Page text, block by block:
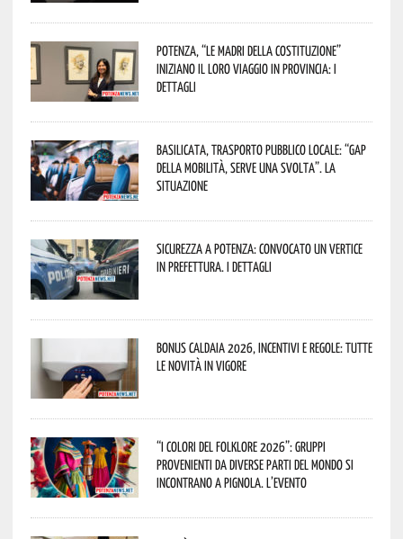
Potenza, “Le Madri della Costituzione”
iniziano il loro viaggio in provincia: i
dettagli
Basilicata, trasporto pubblico locale: “Gap
della mobilità, serve una svolta”. La
situazione
Sicurezza a Potenza: convocato un vertice
in Prefettura. I dettagli
Bonus caldaia 2026, incentivi e regole: tutte
le novità in vigore
“I Colori del Folklore 2026”: gruppi
provenienti da diverse parti del mondo si
incontrano a Pignola. L’evento